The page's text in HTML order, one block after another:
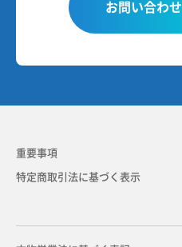
お問い合わ
重要事項
特定商取引法に基づく表示